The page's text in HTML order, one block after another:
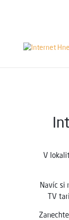
V
Navíc si
TV